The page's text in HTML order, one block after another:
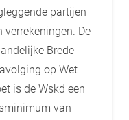
partijen
De
Brede
op Wet
is de Wskd een
van